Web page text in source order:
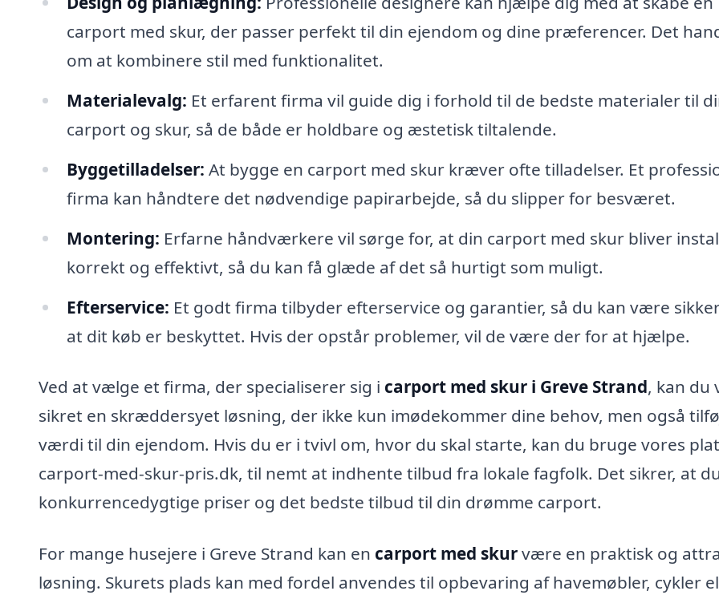
carport med skur, der passer perfekt til din ejendom og dine præferencer. Det
om at kombinere stil med funktionalitet.
Materialevalg: Et erfarent firma vil guide dig i forhold til de bedste materialer til
carport og skur, så de både er holdbare og æstetisk tiltalende.
Byggetilladelser: At bygge en carport med skur kræver ofte tilladelser. Et
firma kan håndtere det nødvendige papirarbejde, så du slipper for besværet.
Montering: Erfarne håndværkere vil sørge for, at din carport med skur bliver
korrekt og effektivt, så du kan få glæde af det så hurtigt som muligt.
Efterservice: Et godt firma tilbyder efterservice og garantier, så du kan være
at dit køb er beskyttet. Hvis der opstår problemer, vil de være der for at hjælpe.
Ved at vælge et firma, der specialiserer sig i carport med skur i Greve Strand, kan du
sikret en skræddersyet løsning, der ikke kun imødekommer dine behov, men også
værdi til din ejendom. Hvis du er i tvivl om, hvor du skal starte, kan du bruge vores
carport-med-skur-pris.dk, til nemt at indhente tilbud fra lokale fagfolk. Det sikrer, at
konkurrencedygtige priser og det bedste tilbud til din drømme carport.
For mange husejere i Greve Strand kan en carport med skurvære en praktisk og
løsning. Skurets plads kan med fordel anvendes til opbevaring af havemøbler, cykler